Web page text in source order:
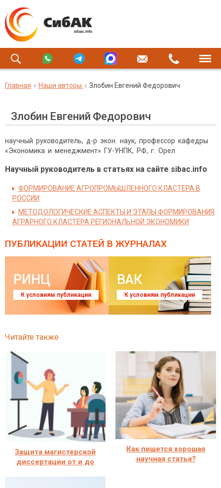
Главная Наши авторы Злобин Евгений Федорович
Злобин Евгений Федорович
научный руководитель, д-р экон. наук, профессор кафедры
«Экономика и менеджмент» ГУ-УНПК, РФ, г. Орел
Научный руководитель в статьях на сайте sibac.info
ФОРМИРОВАНИЕ АГРОПРОМЫШЛЕННОГО КЛАСТЕРА В
РОССИИ
МЕТОДОЛОГИЧЕСКИЕ АСПЕКТЫ И ЭТАПЫ ФОРМИРОВАНИЯ
АГРАРНОГО КЛАСТЕРА РЕГИОНАЛЬНОЙ ЭКОНОМИКИ
ПУБЛИКАЦИИ СТАТЕЙ В ЖУРНАЛАХ
РИНЦ
К условиям публикации
ВАК
К условиям публикации
Читайте также
Защита магистерской
диссертации от и до
Как пишется хорошая
научная статья?